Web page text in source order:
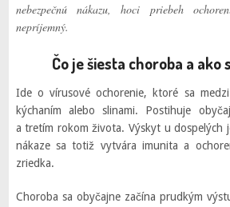
nebezpečnú nákazu, hoci priebeh
nepríjemný.
Čo je šiesta choroba a ako
Ide o vírusové ochorenie, ktoré sa
kýchaním alebo slinami. Postihuje
a tretím rokom života. Výskyt u dospelých
nákaze sa totiž vytvára imunita a
zriedka.
Choroba sa obyčajne začína prudkým